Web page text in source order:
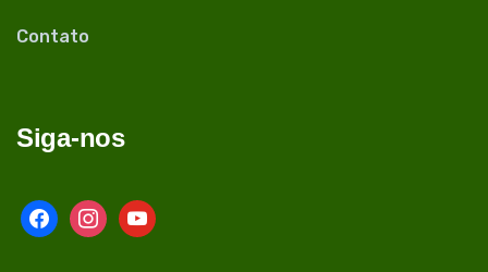
Contato
Siga-nos
facebookinstagram
youtube